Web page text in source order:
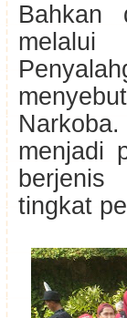
Bahkan
menjadi
tingkat